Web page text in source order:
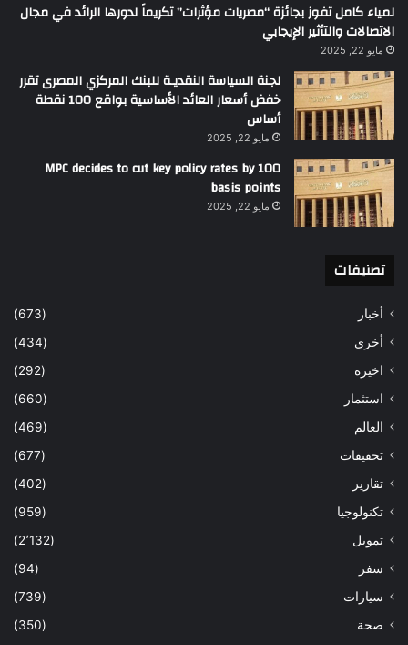
لمياء كامل تفوز بجائزة “مصريات مؤثرات” تكريماً لدورها الرائد في مجال
الاتصالات والتأثير الإيجابي
مايو 22, 2025
لجنة السياسة النقديـة للبنك المركزي المصرى تقرر
خفض أسعار العائد الأساسية بواقع 100 نقطة
أساس
مايو 22, 2025
MPC decides to cut key policy rates by 100
basis points
مايو 22, 2025
تصنيفات
أخبار
(673)
أخري
(434)
اخيره
(292)
استثمار
(660)
العالم
(469)
تحقيقات
(677)
تقارير
(402)
تكنولوجيا
(959)
تمويل
(2٬132)
سفر
(94)
سيارات
(739)
صحة
(350)